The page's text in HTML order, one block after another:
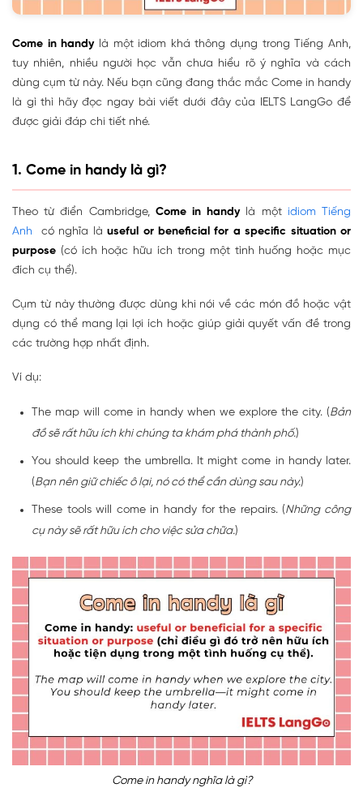
Come in handylà một idiom khá thông dụng trong Tiếng Anh,
tuy nhiên, nhiều người học vẫn chưa hiểu rõ ý nghĩa và cách
dùng cụm từ này. Nếu bạn cũng đang thắc mắc Come in handy
là gì thì hãy đọc ngay bài viết dưới đây của IELTS LangGo để
được giải đáp chi tiết nhé.
1. Come in handy là gì?
Theo từ điển Cambridge, Come in handylà một idiom Tiếng
Anh có nghĩa làuseful or beneficial for a specific situation or
purpose (có ích hoặc hữu ích trong một tình huống hoặc mục
đích cụ thể).
Cụm từ này thường được dùng khi nói về các món đồ hoặc vật
dụng có thể mang lại lợi ích hoặc giúp giải quyết vấn đề trong
các trường hợp nhất định.
Ví dụ:
The map will come in handy when we explore the city. (Bản
đồ sẽ rất hữu ích khi chúng ta khám phá thành phố.)
You should keep the umbrella. It might come in handy later.
(Bạn nên giữ chiếc ô lại, nó có thể cần dùng sau này.)
These tools will come in handy for the repairs. (Những công
cụ này sẽ rất hữu ích cho việc sửa chữa.)
Come in handy nghĩa là gì?